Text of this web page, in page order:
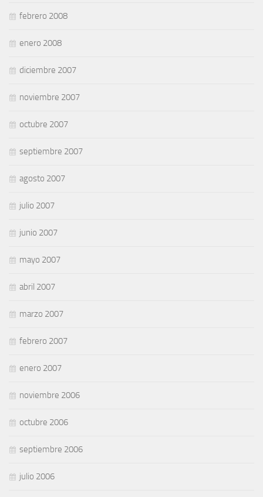
febrero 2008
enero 2008
diciembre 2007
noviembre 2007
octubre 2007
septiembre 2007
agosto 2007
julio 2007
junio 2007
mayo 2007
abril 2007
marzo 2007
febrero 2007
enero 2007
noviembre 2006
octubre 2006
septiembre 2006
julio 2006